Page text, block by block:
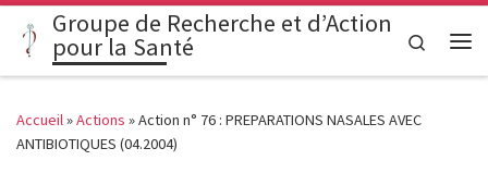
Passer au contenu
Groupe de Recherche et d’Action
pour la Santé
Search
Accueil»Actions »Action n° 76 : PREPARATIONS NASALES AVEC
ANTIBIOTIQUES (04.2004)